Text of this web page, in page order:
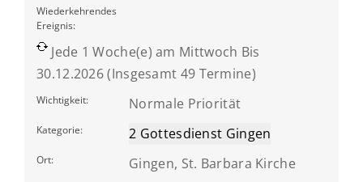
Wiederkehrendes
Ereignis:
Jede 1 Woche(e) am Mittwoch Bis
30.12.2026 (Insgesamt 49 Termine)
Wichtigkeit: Normale Priorität
Kategorie: 2 Gottesdienst Gingen
Ort: Gingen, St. Barbara Kirche